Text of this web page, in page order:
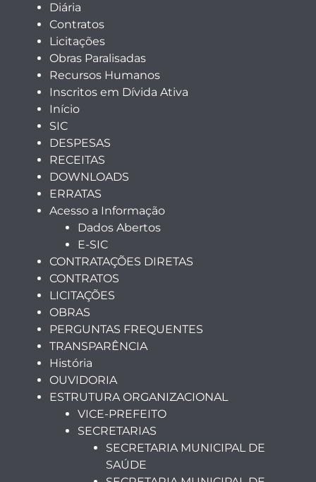
Diária
Contratos
Licitações
Obras Paralisadas
Recursos Humanos
Inscritos em Dívida Ativa
Início
SIC
DESPESAS
RECEITAS
DOWNLOADS
ERRATAS
Acesso a Informação
Dados Abertos
E-SIC
CONTRATAÇÕES DIRETAS
CONTRATOS
LICITAÇÕES
OBRAS
PERGUNTAS FREQUENTES
TRANSPARÊNCIA
História
OUVIDORIA
ESTRUTURA ORGANIZACIONAL
VICE-PREFEITO
SECRETARIAS
SECRETARIA MUNICIPAL DE
SAÚDE